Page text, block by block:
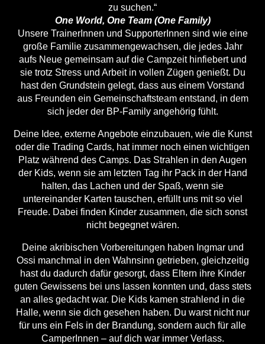
zu suchen.“
One World, One Team (One Family)
Unsere TrainerInnen und SupporterInnen sind wie eine
große Familie zusammengewachsen, die jedes Jahr
aufs Neue gemeinsam auf die Campzeit hinfiebert und
sie trotz Stress und Arbeit in vollen Zügen genießt. Du
hast den Grundstein gelegt, dass aus einem Vorstand
aus Freunden ein Gemeinschaftsteam entstand, in dem
sich jeder der BP-Family angehörig fühlt.
Deine Idee, externe Angebote einzubauen, wie die Kunst
oder die Trading Cards, hat immer noch einen wichtigen
Platz während des Camps. Das Strahlen in den Augen
der Kids, wenn sie am letzten Tag ihr Pack in der Hand
halten, das Lachen und der Spaß, wenn sie
untereinander Karten tauschen, erfüllt uns mit so viel
Freude. Dabei finden Kinder zusammen, die sich sonst
nicht begegnet wären.
Deine akribischen Vorbereitungen haben Ingmar und
Ossi manchmal in den Wahnsinn getrieben, gleichzeitig
hast du dadurch dafür gesorgt, dass Eltern ihre Kinder
guten Gewissens bei uns lassen konnten und, dass stets
an alles gedacht war. Die Kids kamen strahlend in die
Halle, wenn sie dich gesehen haben. Du warst nicht nur
für uns ein Fels in der Brandung, sondern auch für alle
CamperInnen – auf dich war immer Verlass.